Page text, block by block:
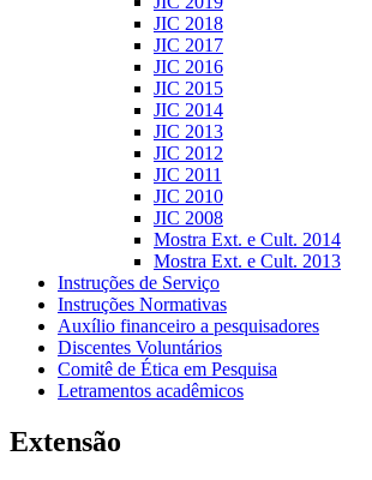
JIC 2018
JIC 2017
JIC 2016
JIC 2015
JIC 2014
JIC 2013
JIC 2012
JIC 2011
JIC 2010
JIC 2008
Mostra Ext. e Cult. 2014
Mostra Ext. e Cult. 2013
Instruções de Serviço
Instruções Normativas
Auxílio financeiro a pesquisadores
Discentes Voluntários
Comitê de Ética em Pesquisa
Letramentos acadêmicos
Extensão